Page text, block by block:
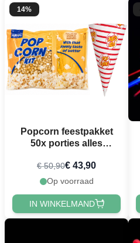
14%
Popcorn feestpakket
50x porties alles
€ 50,90€ 43,90
Op voorraad
IN WINKELMAND